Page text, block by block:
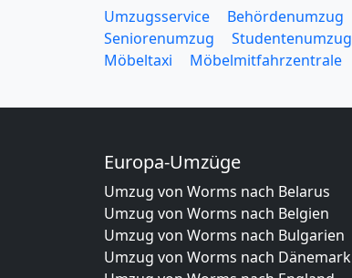
Umzugsservice Behördenumzug
Seniorenumzug
Studentenumzug
Möbeltaxi
Möbelmitfahrzentrale
Europa-Umzüge
Umzug von Worms nach Belarus
Umzug von Worms nach Belgien
Umzug von Worms nach Bulgarien
Umzug von Worms nach Dänemark